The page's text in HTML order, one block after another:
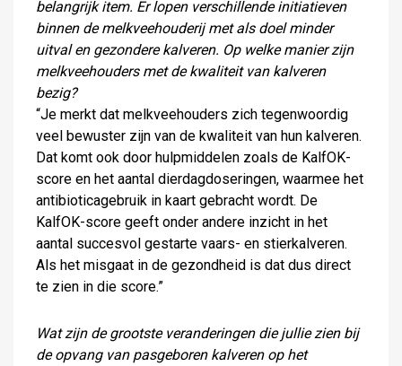
belangrijk item. Er lopen verschillende initiatieven
binnen de melkveehouderij met als doel minder
uitval en gezondere kalveren. Op welke manier zijn
melkveehouders met de kwaliteit van kalveren
bezig?
“Je merkt dat melkveehouders zich tegenwoordig
veel bewuster zijn van de kwaliteit van hun kalveren.
Dat komt ook door hulpmiddelen zoals de KalfOK-
score en het aantal dierdagdoseringen, waarmee het
antibioticagebruik in kaart gebracht wordt. De
KalfOK-score geeft onder andere inzicht in het
aantal succesvol gestarte vaars- en stierkalveren.
Als het misgaat in de gezondheid is dat dus direct
te zien in die score.”
Wat zijn de grootste veranderingen die jullie zien bij
de opvang van pasgeboren kalveren op het